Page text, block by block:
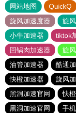
网站地图 QuickQ
旋风加速度器
旋
小牛加速器
tiktok
回锅肉加速器
旋风
油管加速器
酷通
快橙加速器
旋风
黑洞加速官网
快
黑洞加速官网
手